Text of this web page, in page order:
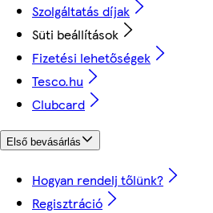
Szolgáltatás díjak
Süti beállítások
Fizetési lehetőségek
Tesco.hu
Clubcard
Első bevásárlás
Hogyan rendelj tőlünk?
Regisztráció